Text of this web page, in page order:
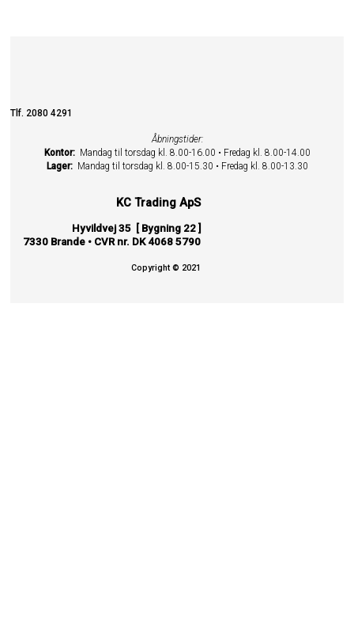
Tlf. 2080 4291
Åbningstider:
Kontor: Mandag til torsdag kl. 8.00-16.00 • Fredag kl. 8.00-14.00
Lager:Mandag til torsdag kl. 8.00-15.30 • Fredag kl. 8.00-13.30
KC Trading ApS
Hyvildvej 35 [ Bygning 22 ]
7330 Brande • CVR nr. DK 4068 5790
Copyright © 2021